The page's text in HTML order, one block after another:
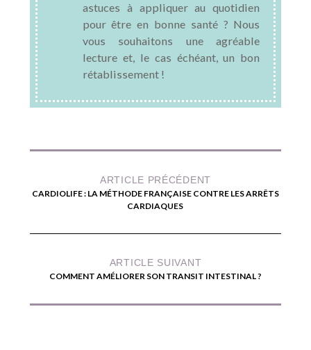
astuces à appliquer au quotidien
pour être en bonne santé ? Nous
vous souhaitons une agréable
lecture et, le cas échéant, un bon
rétablissement !
ARTICLE PRÉCÉDENT
CARDIOLIFE : LA MÉTHODE FRANÇAISE CONTRE LES ARRÊTS
CARDIAQUES
ARTICLE SUIVANT
COMMENT AMÉLIORER SON TRANSIT INTESTINAL ?